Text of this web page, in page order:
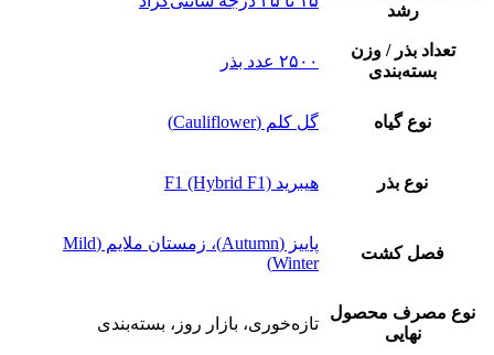
رشد
تعداد بذر / وزن
بسته‌بندی
۲۵۰۰ عدد بذر
نوع گیاه گل کلم (Cauliflower)
نوع بذر هیبرید F1 (Hybrid F1)
فصل کشت
پاییز (Autumn)، زمستان ملایم (Mild
Winter)
نوع مصرف محصول
نهایی
تازه‌خوری، بازار روز، بسته‌بندی